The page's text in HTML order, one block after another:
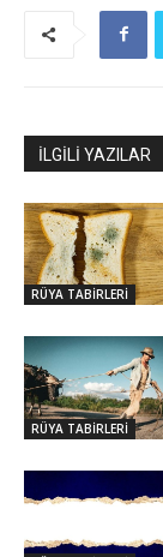
İLGİLİ YAZILAR
RÜYA TABİRLERİ
RÜYA TABİRLERİ